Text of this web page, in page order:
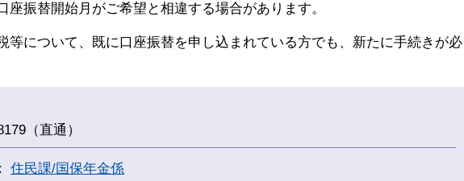
替開始月がご希望と相違する場合があります。
ついて、既に口座振替を申し込まれている方でも、新たに手続きが必
（直通）
住民課/国保年金係